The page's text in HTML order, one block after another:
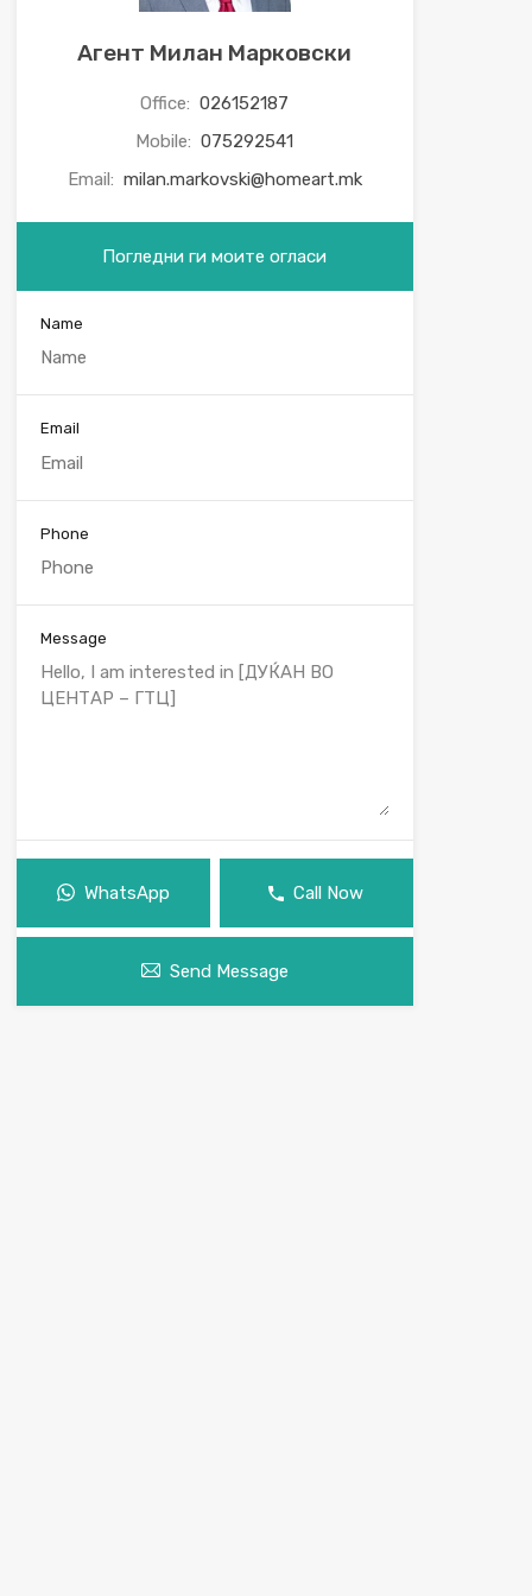
Агент Милан Марковски
Office: 026152187
Mobile: 075292541
Email: milan.markovski@homeart.mk
Погледни ги моите огласи
Name
Email
Phone
Message
WhatsApp Call Now
Send Message